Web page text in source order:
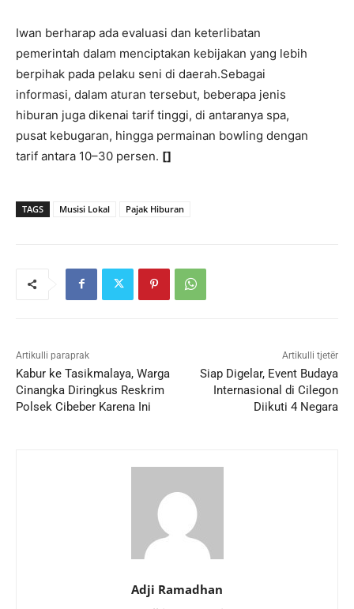
Iwan berharap ada evaluasi dan keterlibatan
pemerintah dalam menciptakan kebijakan yang lebih
berpihak pada pelaku seni di daerah.Sebagai
informasi, dalam aturan tersebut, beberapa jenis
hiburan juga dikenai tarif tinggi, di antaranya spa,
pusat kebugaran, hingga permainan bowling dengan
tarif antara 10–30 persen. []
TAGS Musisi Lokal Pajak Hiburan
Artikulli paraprak
Kabur ke Tasikmalaya, Warga
Cinangka Diringkus Reskrim
Polsek Cibeber Karena Ini
Artikulli tjetër
Siap Digelar, Event Budaya
Internasional di Cilegon
Diikuti 4 Negara
Adji Ramadhan